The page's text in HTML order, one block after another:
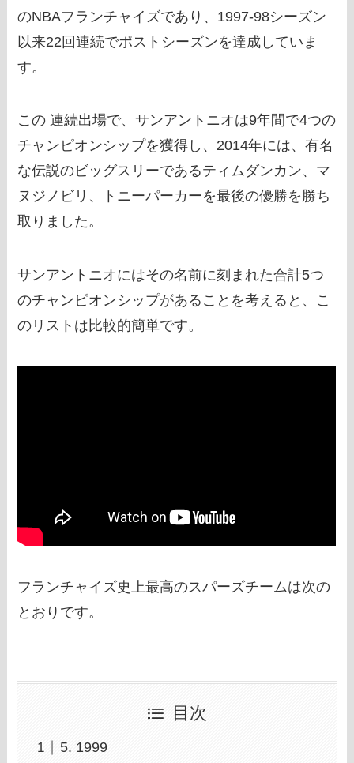
のNBAフランチャイズであり、1997-98シーズン
以来22回連続でポストシーズンを達成していま
す。
この 連続出場で、サンアントニオは9年間で4つの
チャンピオンシップを獲得し、2014年には、有名
な伝説のビッグスリーであるティムダンカン、マ
ヌジノビリ、トニーパーカーを最後の優勝を勝ち
取りました。
サンアントニオにはその名前に刻まれた合計5つ
のチャンピオンシップがあることを考えると、こ
のリストは比較的簡単です。
フランチャイズ史上最高のスパーズチームは次の
とおりです。
目次
5. 1999